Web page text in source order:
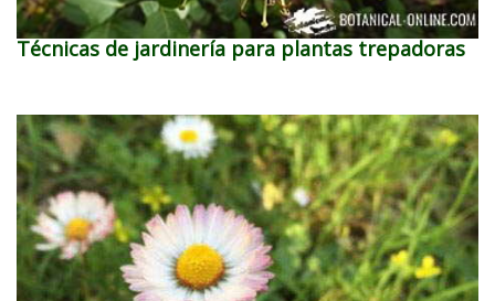
Técnicas de jardinería para plantas trepadoras